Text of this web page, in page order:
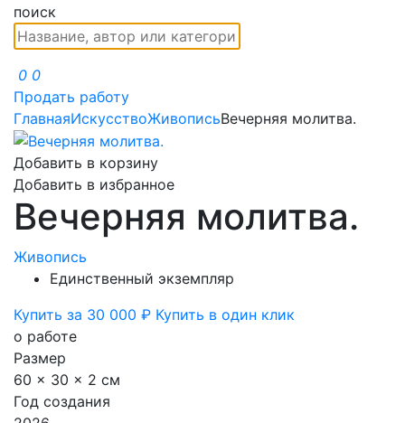
поиск
0 0
Продать работу
ГлавнаяИскусствоЖивописьВечерняя молитва.
Добавить в корзину
Добавить в избранное
Вечерняя молитва.
Живопись
Единственный экземпляр
Купить за 30 000 ₽ Купить в один клик
о работе
Размер
60 x 30 x 2 см
Год создания